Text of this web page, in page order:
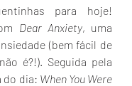
para hoje!
Dear Anxiety, uma
(bem fácil de
é?!). Seguida pela
do dia: When You Were